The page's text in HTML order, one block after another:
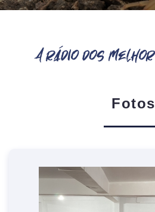
Fotos